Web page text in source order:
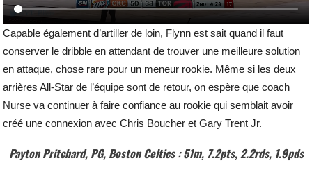
Capable également d’artiller de loin, Flynn est sait quand il faut
conserver le dribble en attendant de trouver une meilleure solution
en attaque, chose rare pour un meneur rookie. Même si les deux
arrières All-Star de l’équipe sont de retour, on espère que coach
Nurse va continuer à faire confiance au rookie qui semblait avoir
créé une connexion avec Chris Boucher et Gary Trent Jr.
Payton Pritchard, PG, Boston Celtics : 51m, 7.2pts, 2.2rds, 1.9pds